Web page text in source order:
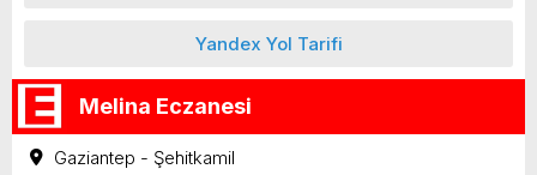
Yandex Yol Tarifi
Melina Eczanesi
Gaziantep - Şehitkamil